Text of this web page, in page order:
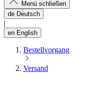
Menü schließen
de Deutsch
en English
Bestellvorgang
Versand